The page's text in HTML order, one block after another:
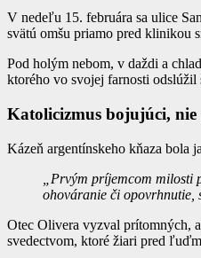
V nedeľu 15. februára sa ulice
svätú omšu priamo pred klinikou
Pod holým nebom, v daždi a
ktorého vo svojej farnosti
Katolicizmus bojujúci, nie
Kázeň argentínskeho kňaza bola
„Prvým príjemcom milosti
ohováranie či opovrhnutie,
Otec Olivera vyzval prítomných,
svedectvom, ktoré žiari pred